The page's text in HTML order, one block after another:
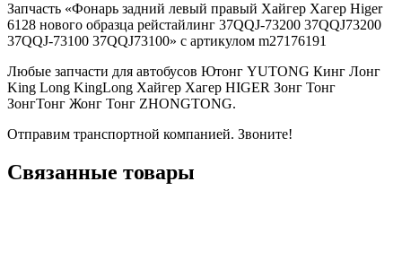
Запчасть «Фонарь задний левый правый Хайгер Хагер Higer
6128 нового образца рейстайлинг 37QQJ-73200 37QQJ73200
37QQJ-73100 37QQJ73100» с артикулом m27176191
Любые запчасти для автобусов Ютонг YUTONG Кинг Лонг
King Long KingLong Хайгер Хагер HIGER Зонг Тонг
ЗонгТонг Жонг Тонг ZHONGTONG.
Отправим транспортной компанией. Звоните!
Связанные товары